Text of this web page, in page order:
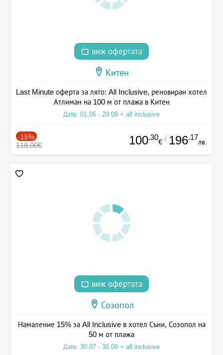
виж офертата
Китен
Last Minute оферта за лято: All Inclusive, реновиран хотел
Атлиман на 100 м от плажа в Китен
Дата: 01.06 - 29.09 + all inclusive
-15%
118.00€ 100.30
€ / 196.17
лв.
виж офертата
Созопол
Намаление 15% за All Inclusive в хотел Съни, Созопол на
50 м от плажа
Дата: 30.07 - 30.09 + all inclusive